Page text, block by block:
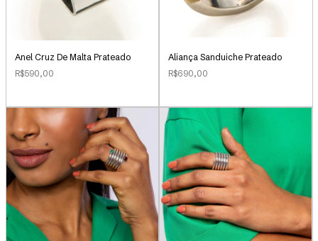
Anel Cruz De Malta Prateado
R$590,00
Aliança Sanduiche Prateado
R$690,00